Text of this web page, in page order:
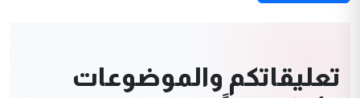
تعليقاتكم والموضوعات